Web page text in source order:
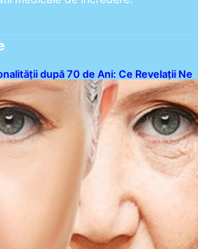
după 70 de Ani: Ce Revelații Ne
Psihologice